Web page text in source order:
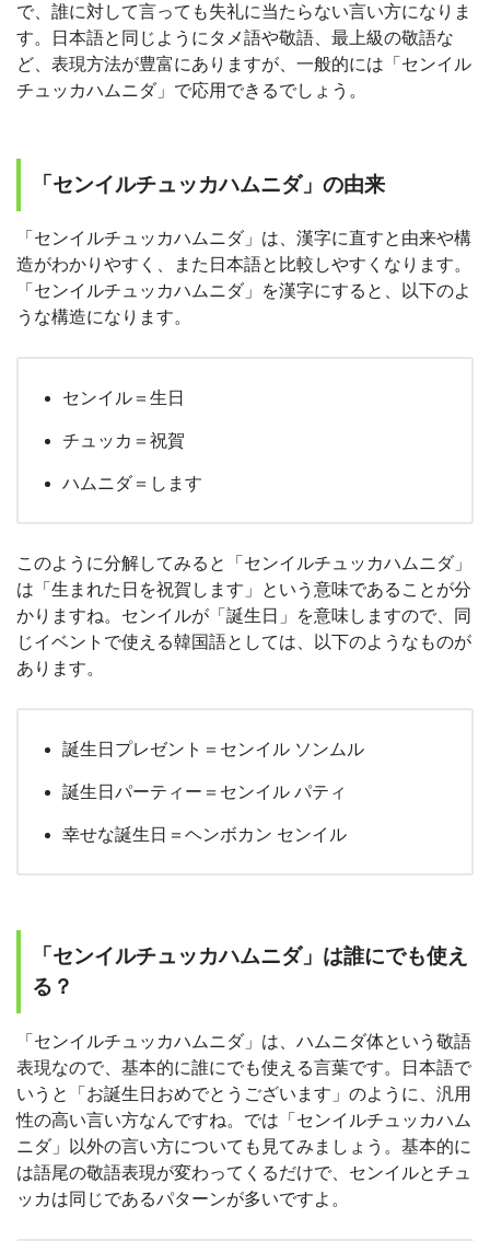
で、誰に対して言っても失礼に当たらない言い方になりま
す。日本語と同じようにタメ語や敬語、最上級の敬語な
ど、表現方法が豊富にありますが、一般的には「センイル
チュッカハムニダ」で応用できるでしょう。
「センイルチュッカハムニダ」の由来
「センイルチュッカハムニダ」は、漢字に直すと由来や構
造がわかりやすく、また日本語と比較しやすくなります。
「センイルチュッカハムニダ」を漢字にすると、以下のよ
うな構造になります。
センイル＝生日
チュッカ＝祝賀
ハムニダ＝します
このように分解してみると「センイルチュッカハムニダ」
は「生まれた日を祝賀します」という意味であることが分
かりますね。センイルが「誕生日」を意味しますので、同
じイベントで使える韓国語としては、以下のようなものが
あります。
誕生日プレゼント＝センイル ソンムル
誕生日パーティー＝センイル パティ
幸せな誕生日＝ヘンボカン センイル
「センイルチュッカハムニダ」は誰にでも使え
る？
「センイルチュッカハムニダ」は、ハムニダ体という敬語
表現なので、基本的に誰にでも使える言葉です。日本語で
いうと「お誕生日おめでとうございます」のように、汎用
性の高い言い方なんですね。では「センイルチュッカハム
ニダ」以外の言い方についても見てみましょう。基本的に
は語尾の敬語表現が変わってくるだけで、センイルとチュ
ッカは同じであるパターンが多いですよ。